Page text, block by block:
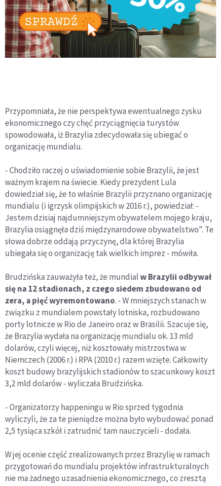
Przypomniała, że nie perspektywa ewentualnego zysku
ekonomicznego czy chęć przyciągnięcia turystów
spowodowała, iż Brazylia zdecydowała się ubiegać o
organizację mundialu.
- Chodziło raczej o uświadomienie sobie Brazylii, że jest
ważnym krajem na świecie. Kiedy prezydent Lula
dowiedział się, że to właśnie Brazylii przyznano organizację
mundialu (i igrzysk olimpijskich w 2016 r.), powiedział: -
Jestem dzisiaj najdumniejszym obywatelem mojego kraju,
Brazylia osiągnęła dziś międzynarodowe obywatelstwo". Te
słowa dobrze oddają przyczynę, dla której Brazylia
ubiegała się o organizację tak wielkich imprez - mówiła.
Brudzińska zauważyła też, że mundialw Brazylii odbywał
się na 12 stadionach, z czego siedem zbudowano od
zera, a pięć wyremontowano. - W mniejszych stanach w
związku z mundialem powstały lotniska, rozbudowano
porty lotnicze w Rio de Janeiro oraz w Brasilii. Szacuje się,
że Brazylia wydała na organizację mundialu ok. 13 mld
dolarów, czyli więcej, niż kosztowały mistrzostwa w
Niemczech (2006 r.) i RPA (2010 r.) razem wzięte. Całkowity
koszt budowy brazylijskich stadionów to szacunkowy koszt
3,2 mld dolarów - wyliczała Brudzińska.
- Organizatorzy happeningu w Rio sprzed tygodnia
wyliczyli, że za te pieniądze można było wybudować ponad
2,5 tysiąca szkół i zatrudnić tam nauczycieli - dodała.
W jej ocenie część zrealizowanych przez Brazylię w ramach
przygotowań do mundialu projektów infrastrukturalnych
nie ma żadnego uzasadnienia ekonomicznego, co zresztą